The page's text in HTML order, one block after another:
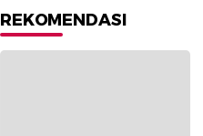
REKOMENDASI